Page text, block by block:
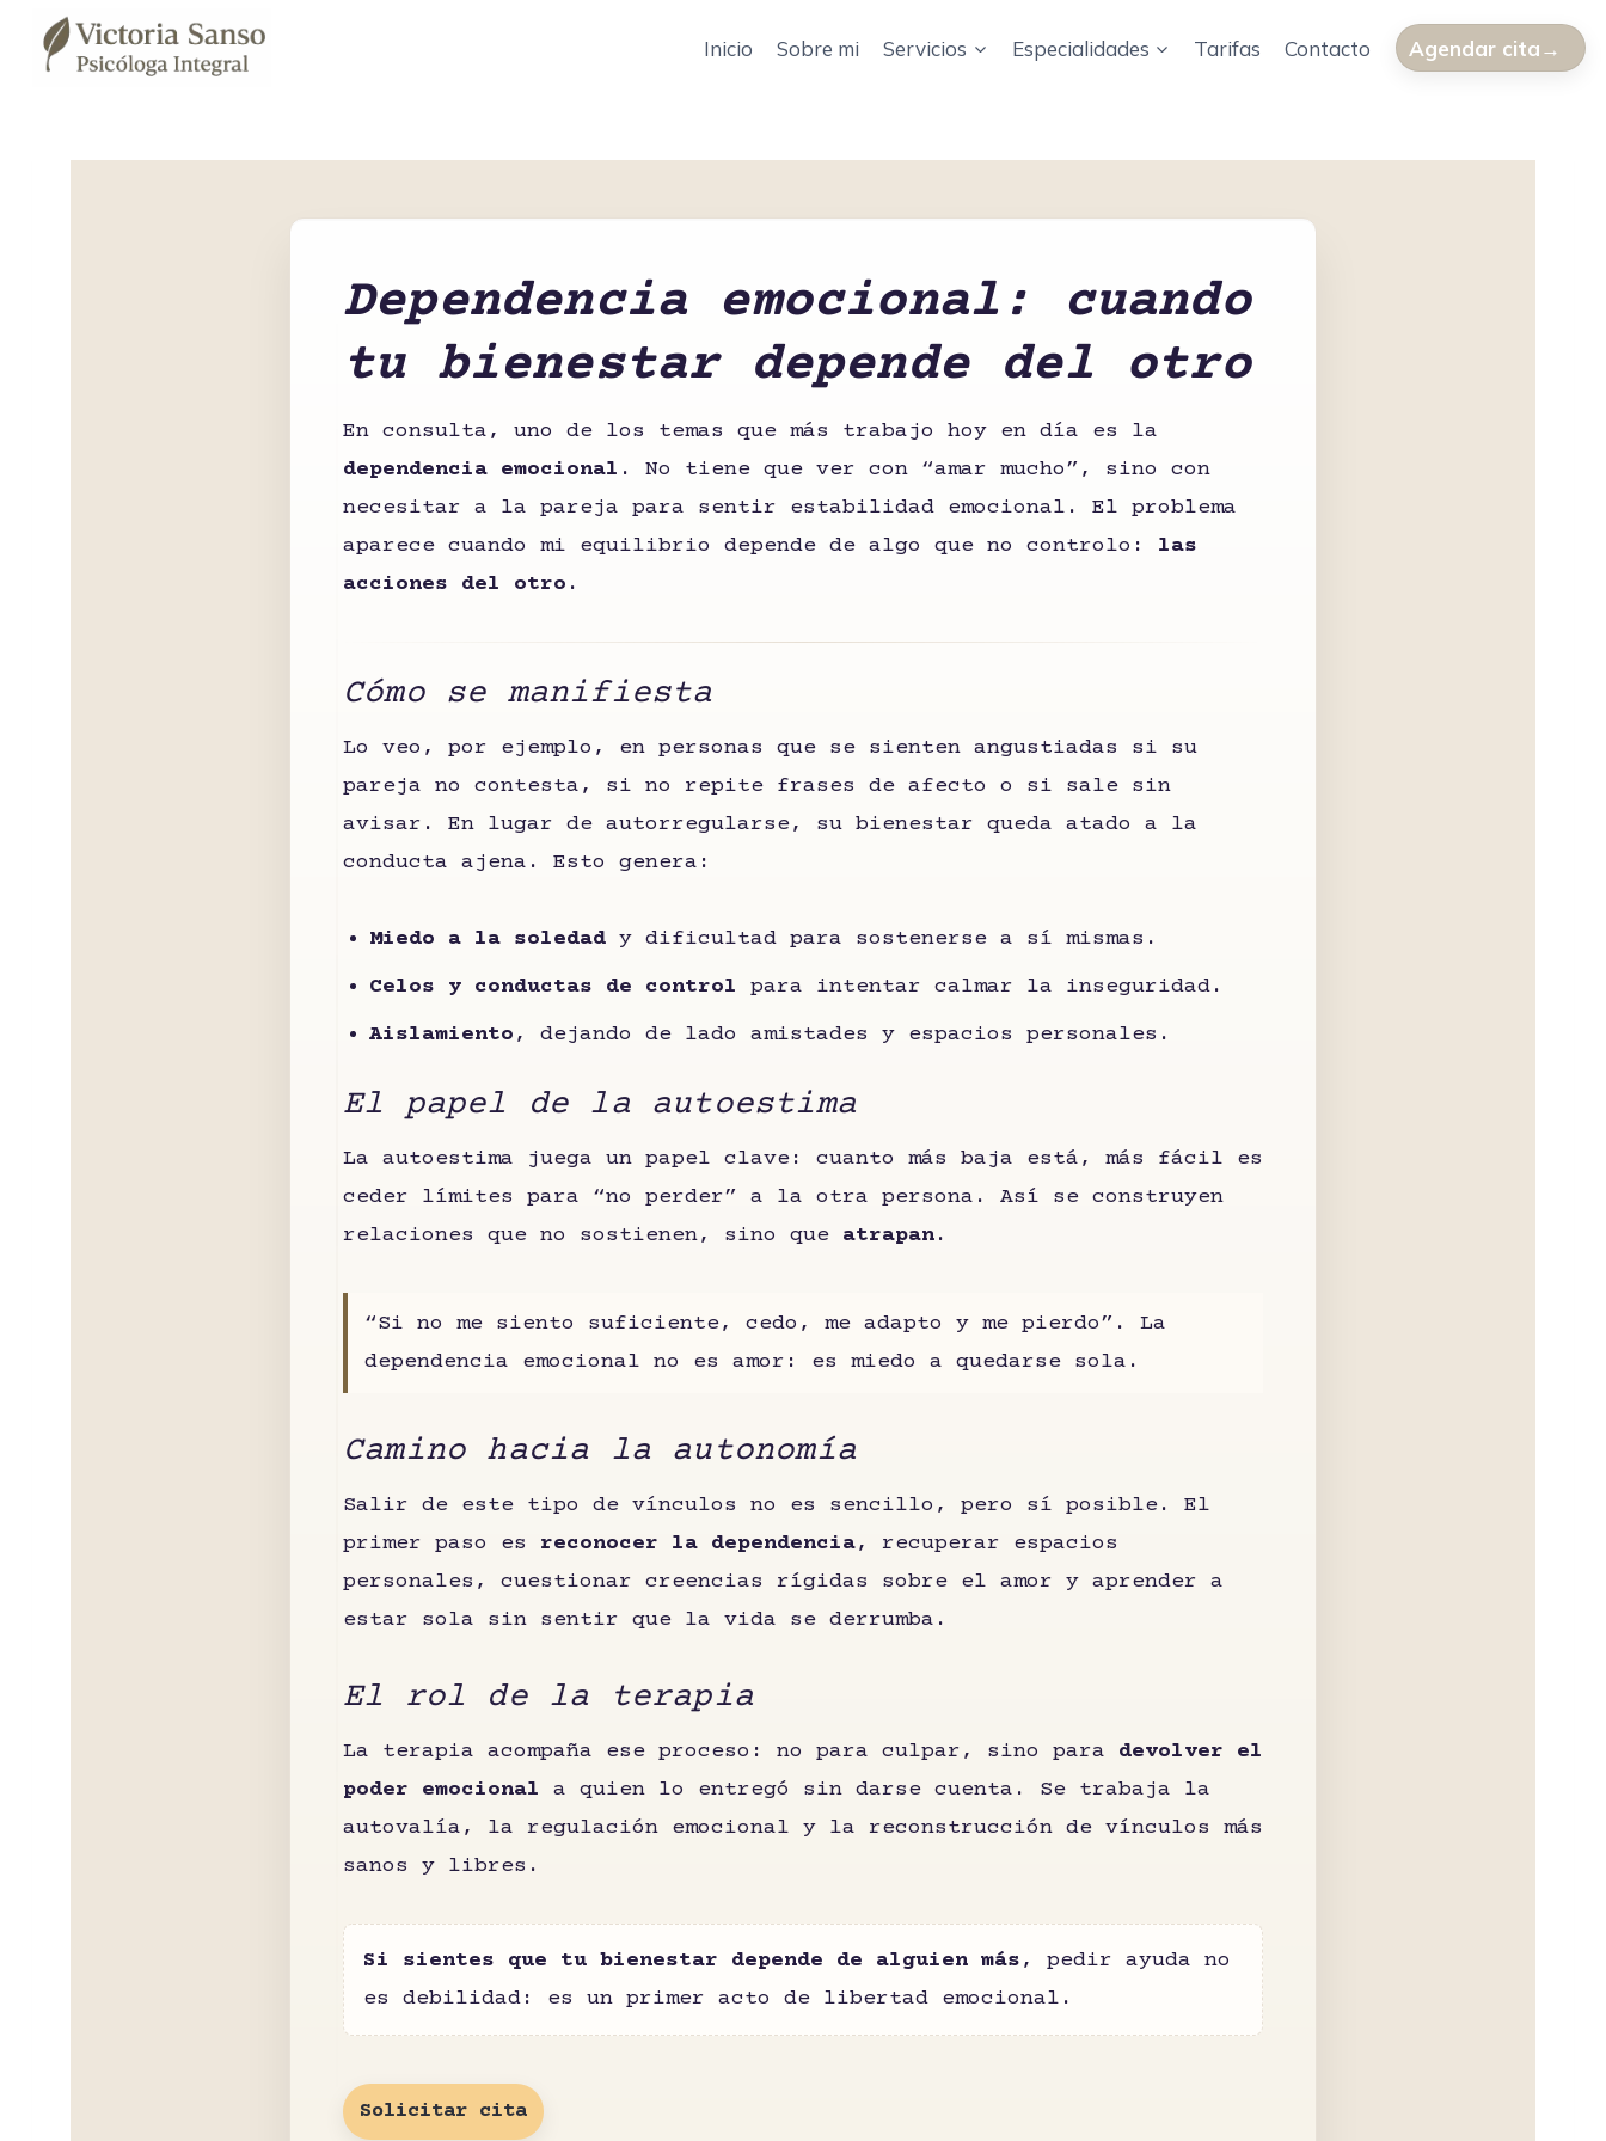
contenido
Inicio Sobre mi Servicios Especialidades Tarifas Contacto Agendar cita
Dependencia emocional: cuando
tu bienestar depende del otro
En consulta, uno de los temas que más trabajo hoy en día es la
dependencia emocional . No tiene que ver con “amar mucho”, sino con
necesitar a la pareja para sentir estabilidad emocional. El problema
aparece cuando mi equilibrio depende de algo que no controlo: las
acciones del otro .
Cómo se manifiesta
Lo veo, por ejemplo, en personas que se sienten angustiadas si su
pareja no contesta, si no repite frases de afecto o si sale sin
avisar. En lugar de autorregularse, su bienestar queda atado a la
conducta ajena. Esto genera:
Miedo a la soledad y dificultad para sostenerse a sí mismas.
Celos y conductas de control para intentar calmar la inseguridad.
Aislamiento , dejando de lado amistades y espacios personales.
El papel de la autoestima
La autoestima juega un papel clave: cuanto más baja está, más fácil es
ceder límites para “no perder” a la otra persona. Así se construyen
relaciones que no sostienen, sino que atrapan .
“Si no me siento suficiente, cedo, me adapto y me pierdo”. La
dependencia emocional no es amor: es miedo a quedarse sola.
Camino hacia la autonomía
Salir de este tipo de vínculos no es sencillo, pero sí posible. El
primer paso es reconocer la dependencia, recuperar espacios
personales, cuestionar creencias rígidas sobre el amor y aprender a
estar sola sin sentir que la vida se derrumba.
El rol de la terapia
La terapia acompaña ese proceso: no para culpar, sino para devolver el
poder emocional a quien lo entregó sin darse cuenta. Se trabaja la
autovalía, la regulación emocional y la reconstrucción de vínculos más
sanos y libres.
Si sientes que tu bienestar depende de alguien más , pedir ayuda no
es debilidad: es un primer acto de libertad emocional.
Solicitar cita